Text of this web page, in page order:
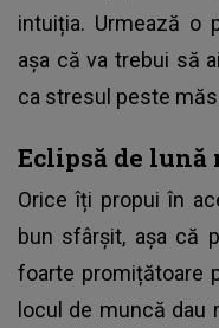
intuiția. Urmează o
așa că va trebui să
ca stresul peste
Eclipsă de lună
Orice îți propui în
bun sfârșit, așa că
foarte promițătoare
locul de muncă dau